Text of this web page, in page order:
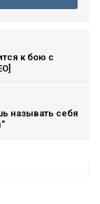
к бою с
называть себя